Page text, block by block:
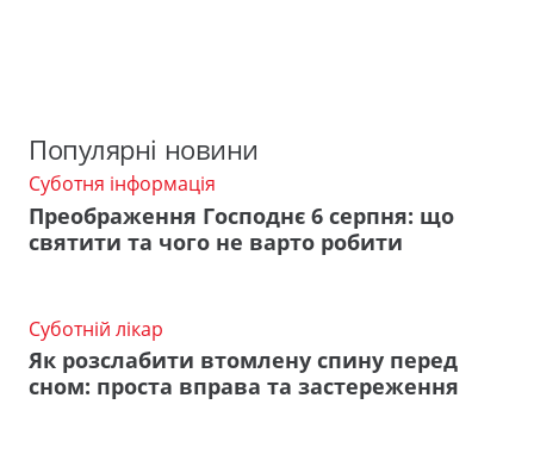
Популярні новини
Суботня інформація
Преображення Господнє 6 серпня: що
святити та чого не варто робити
Суботній лікар
Як розслабити втомлену спину перед
сном: проста вправа та застереження